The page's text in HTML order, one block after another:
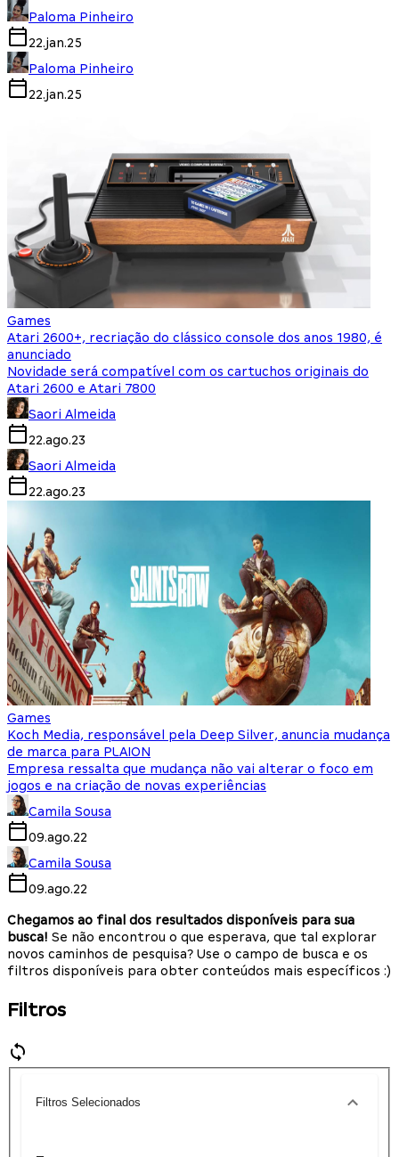
Paloma Pinheiro
22.jan.25
Paloma Pinheiro
22.jan.25
Games
Atari 2600+, recriação do clássico console dos anos 1980, é
anunciado
Novidade será compatível com os cartuchos originais do
Atari 2600 e Atari 7800
Saori Almeida
22.ago.23
Saori Almeida
22.ago.23
Games
Koch Media, responsável pela Deep Silver, anuncia mudança
de marca para PLAION
Empresa ressalta que mudança não vai alterar o foco em
jogos e na criação de novas experiências
Camila Sousa
09.ago.22
Camila Sousa
09.ago.22
Chegamos ao final dos resultados disponíveis para sua
busca! Se não encontrou o que esperava, que tal explorar
novos caminhos de pesquisa? Use o campo de busca e os
filtros disponíveis para obter conteúdos mais específicos :)
Filtros
Filtros Selecionados